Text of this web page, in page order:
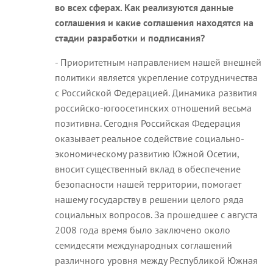
во всех сферах. Как реализуются данные
соглашения и какие соглашения находятся на
стадии разработки и подписания?
- Приоритетным направлением нашей внешней
политики является укрепление сотрудничества
с Российской Федерацией. Динамика развития
российско-югоосетинских отношений весьма
позитивна. Сегодня Российская Федерация
оказывает реальное содействие социально-
экономическому развитию Южной Осетии,
вносит существенный вклад в обеспечение
безопасности нашей территории, помогает
нашему государству в решении целого ряда
социальных вопросов. За прошедшее с августа
2008 года время было заключено около
семидесяти международных соглашений
различного уровня между Республикой Южная